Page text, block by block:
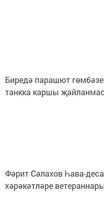
Биредә парашют
танкка каршы
Фәрит Сәлахов Һава-
хәрәкәтләре